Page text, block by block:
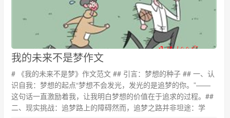
我的未来不是梦作文
# 《我的未来不是梦》作文范文 ## 引言：梦想的种子 ## 一、认
识自我：梦想的起点“梦想不会发光，发光的是追梦的你。”——
这句话一直激励着我，让我明白梦想的价值在于追求的过程。##
二、现实挑战：追梦路上的障碍然而，追梦之路并非坦途：学